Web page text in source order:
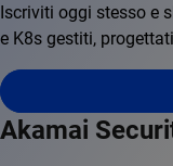
Iscriviti oggi stesso e
e K8s gestiti,
Akamai